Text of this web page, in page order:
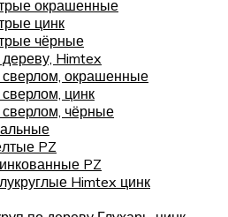
окрашенные
цинк
чёрные
Himtex
окрашенные
цинк
чёрные
PZ
PZ
Himtex цинк